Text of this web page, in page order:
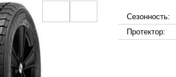
Сезонность:
Протектор: